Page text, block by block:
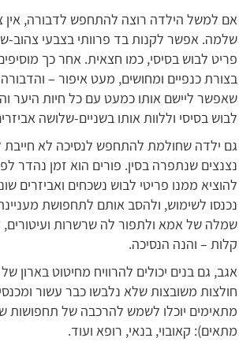
אם למשל הילדה רוצה להתחפש לדבורה, אין
שלמה. אפשר לקנות בד פרוותי בצבעי צהוב-
פריט לבוש בסיסי, כמו חצאית. אחר כך
בצורת כנפיים ומחושים, מעט איפור – והדבורה
שאפשר ליישם אותו כמעט עם כל חיות היער
לבוש בסיסי וללוות אותו בשניים-שלושה
גם ילדה שחולמת להתחפש לנסיכה לא
נצנצים שנתפרה בסין. פורים הוא זמן נהדר
להוציא ממנו פריטי לבוש נשכחים ואביזרים
נכנסו לשימוש, ולהסב אותם לתחפושת
שמלה של אמא ולתפור לה שרשרות
קלות – והנה הנסיכה.
אגב, גם בנים יכולים להרוויח מחיטוט בארון
חולצות משובצות שלא נלבשו כבר עשור
מתאימים יוכלו לשמש להרכבה של תחפושות
מתאים): קאובוי, בנאי, רופא ועוד.